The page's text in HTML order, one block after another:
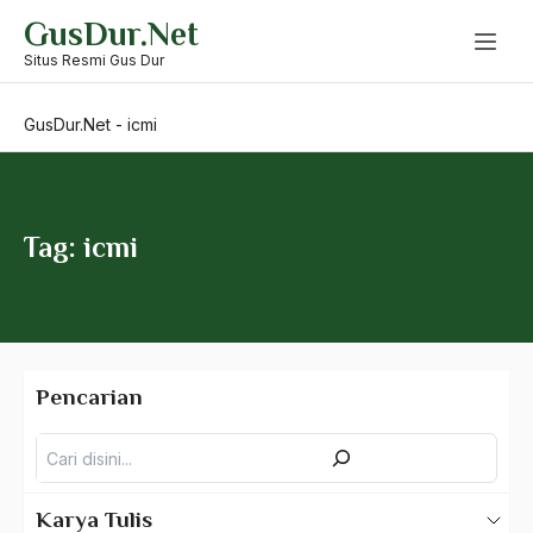
content
GusDur.Net
Situs Resmi Gus Dur
GusDur.Net - icmi
Tag: icmi
Pencarian
Karya Tulis
Husein Haikal
Husni Mubarok
Hutang Luar Negeri
IAIN Walisongo
Ibnu Sina
Ibnu Taufail